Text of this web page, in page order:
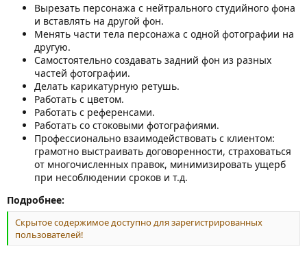
Вырезать персонажа с нейтрального студийного фона
и вставлять на другой фон.
Менять части тела персонажа с одной фотографии на
другую.
Самостоятельно создавать задний фон из разных
частей фотографии.
Делать карикатурную ретушь.
Работать с цветом.
Работать с референсами.
Работать со стоковыми фотографиями.
Профессионально взаимодействовать с клиентом:
грамотно выстраивать договоренности, страховаться
от многочисленных правок, минимизировать ущерб
при несоблюдении сроков и т.д.
Подробнее:
Скрытое содержимое доступно для зарегистрированных
пользователей!